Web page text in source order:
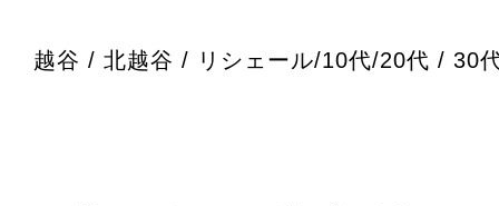
越谷 / 北越谷 / リシェール/10代/20代 / 30